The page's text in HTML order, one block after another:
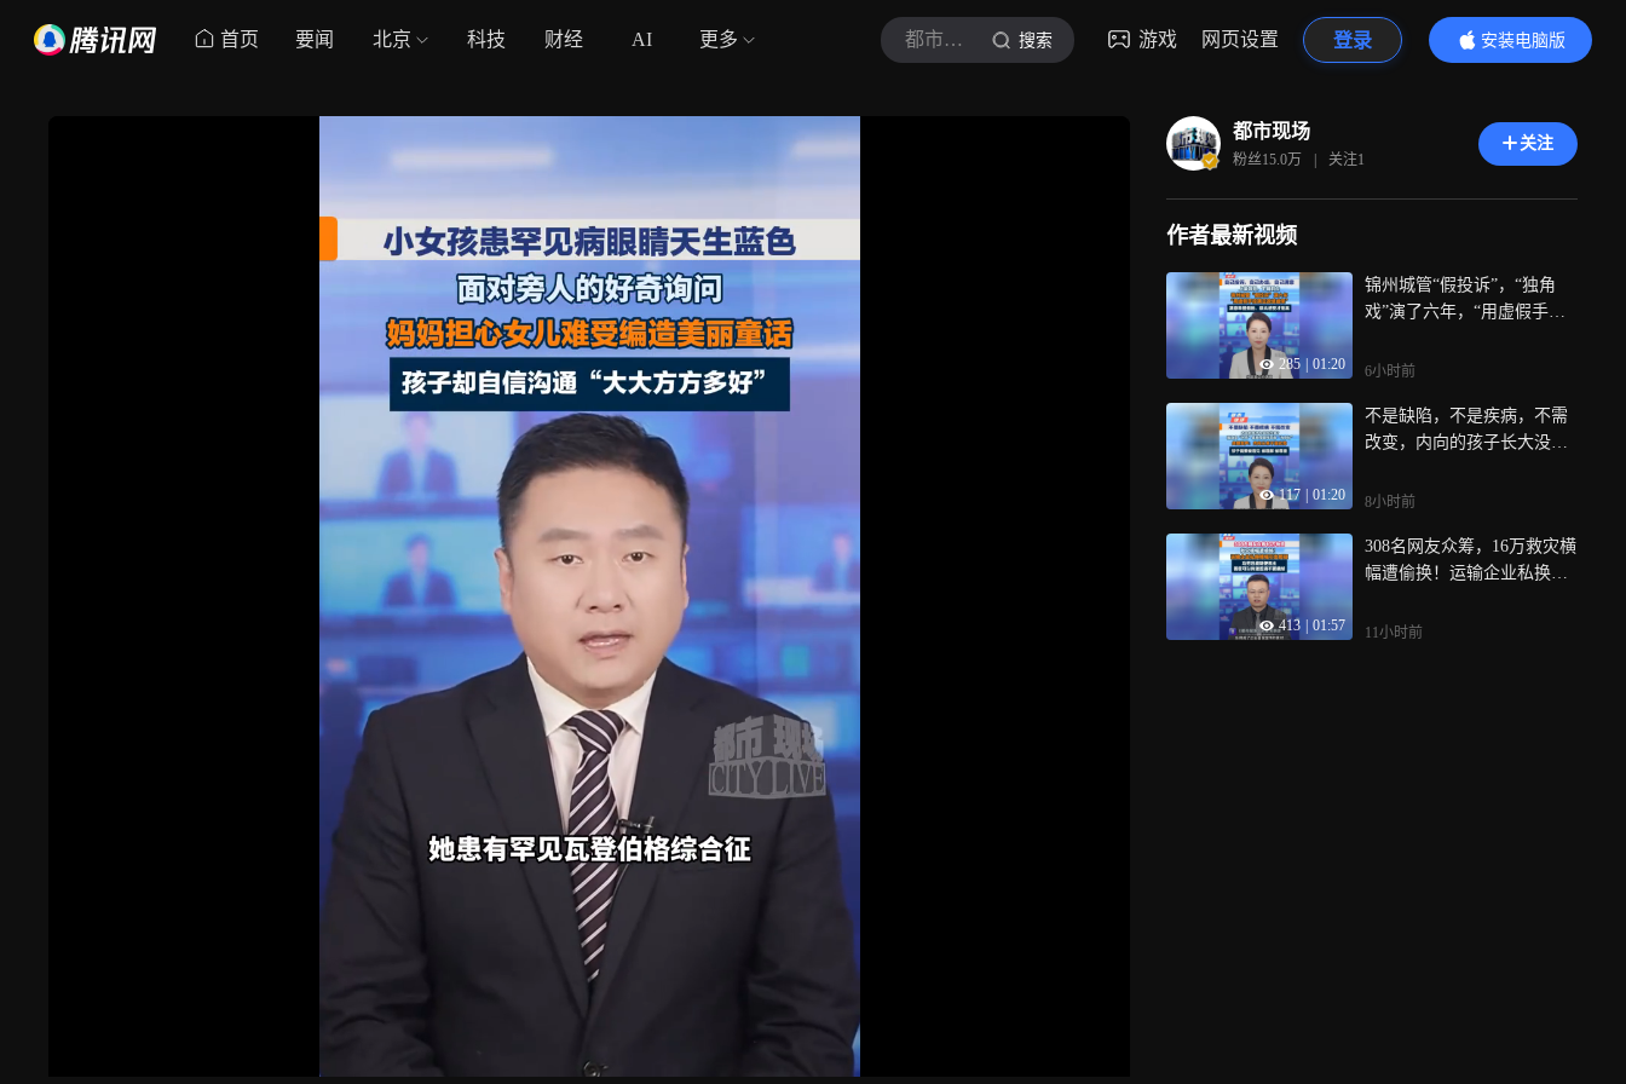
首页 要闻 北京 科技 财经 AI 更多 都市现场 搜索 游戏 网页设置 登录
安装电脑版
内容更精彩
都市现场
粉丝15.0万 | 关注1
关注
作者最新视频
285 01:20
锦州城管“假投诉”，“独角
戏”演了六年，“用虚假手段
的，群众感受才是真
6小时前
117 01:20
不是缺陷，不是疾病，不需
改变，内向的孩子长大没出
里残忍的“为你好”，央媒发
子需要被看见 被理解 被尊重
8小时前
413 01:57
308名网友众筹，16万救灾横
幅遭偷换！运输企业私换横
易主，善意可以传递但请不
11小时前